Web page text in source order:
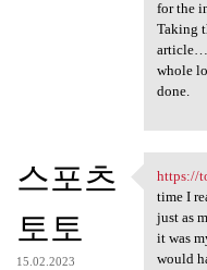
for the
Taking
article…
whole
done.
스포츠
토토
15.02.2023
https://
time I
just as
it was
would